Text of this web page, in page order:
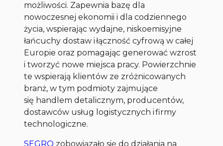
możliwości. Zapewnia bazę dla
nowoczesnej ekonomii i dla codziennego
życia, wspierając wydajne, niskoemisyjne
łańcuchy dostaw i łączność cyfrową w całej
Europie oraz pomagając generować wzrost
i tworzyć nowe miejsca pracy. Powierzchnie
te wspierają klientów ze zróżnicowanych
branż, w tym podmioty zajmujące
się handlem detalicznym, producentów,
dostawców usług logistycznych i firmy
technologiczne.
SEGRO zobowiązało się do działania na